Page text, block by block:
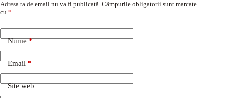
Adresa ta de email nu va fi publicată. Câmpurile obligatorii sunt marcate
cu *
Nume*
Email*
Site web